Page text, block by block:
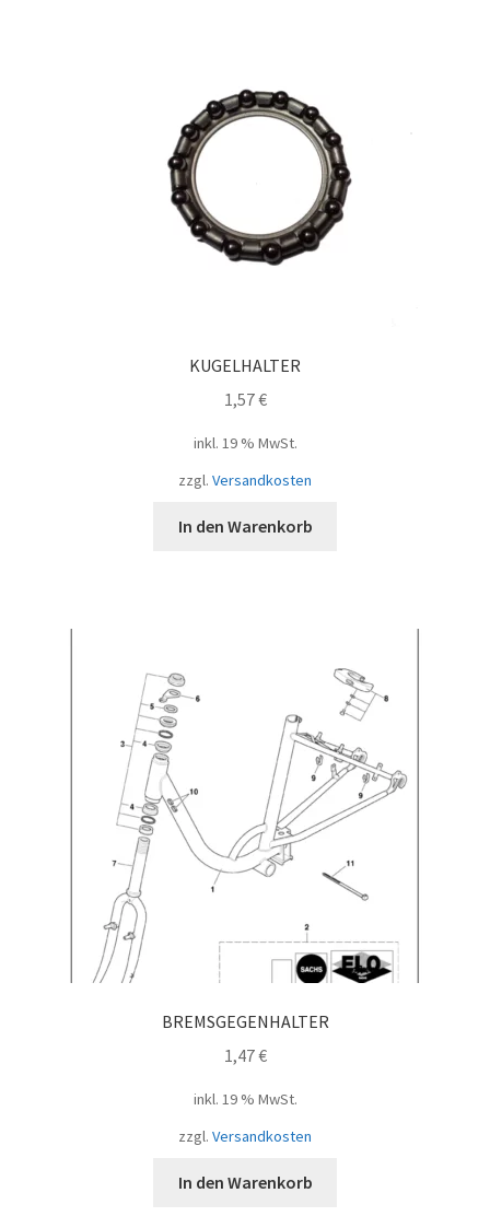
KUGELHALTER
1,57€
inkl. 19 % MwSt.
zzgl. Versandkosten
In den Warenkorb
BREMSGEGENHALTER
1,47€
inkl. 19 % MwSt.
zzgl. Versandkosten
In den Warenkorb